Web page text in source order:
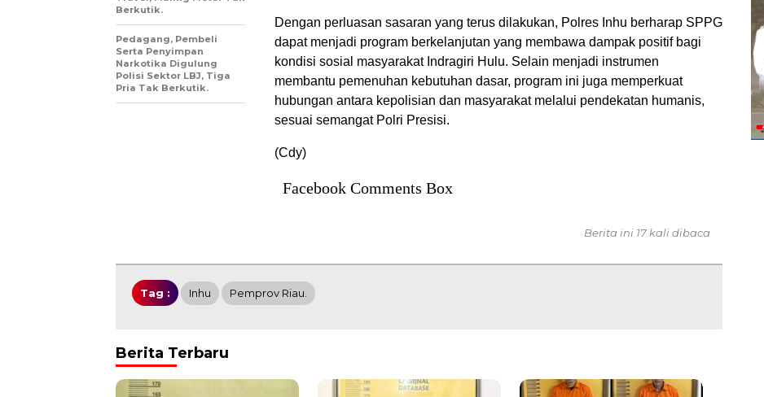
Dengan perluasan sasaran yang terus dilakukan, Polres Inhu berharap SPPG
dapat menjadi program berkelanjutan yang membawa dampak positif bagi
kondisi sosial masyarakat Indragiri Hulu. Selain menjadi instrumen
membantu pemenuhan kebutuhan dasar, program ini juga memperkuat
hubungan antara kepolisian dan masyarakat melalui pendekatan humanis,
sesuai semangat Polri Presisi.
(Cdy)
Facebook Comments Box
Berkutik.
Pedagang, Pembeli
Serta Penyimpan
Narkotika Digulung
Polisi Sektor LBJ, Tiga
Pria Tak Berkutik.
Berita ini 17 kali dibaca
Tag : Inhu Pemprov Riau.
Berita Terbaru